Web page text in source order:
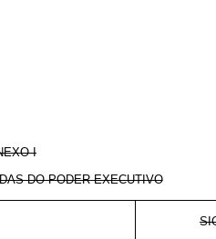
I
DO PODER EXECUTIVO